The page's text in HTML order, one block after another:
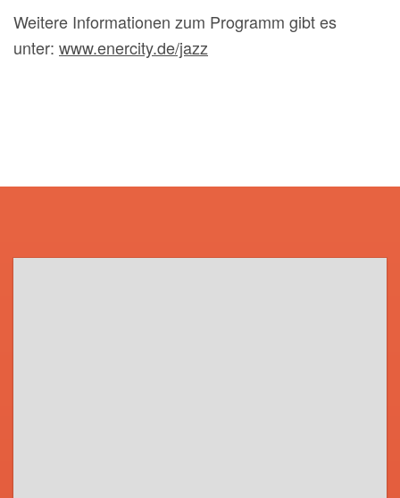
Weitere Informationen zum Programm gibt es
unter: www.enercity.de/jazz